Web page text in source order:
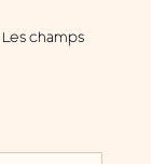
Les champs